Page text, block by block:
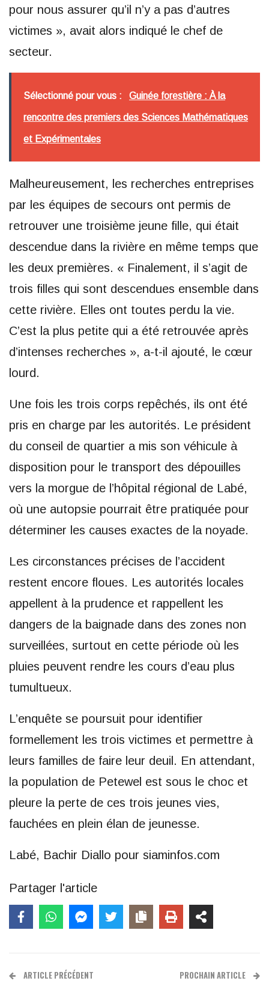
pour nous assurer qu’il n’y a pas d’autres
victimes », avait alors indiqué le chef de
secteur.
Sélectionné pour vous : Guinée forestière : À la
rencontre des premiers des Sciences Mathématiques
et Expérimentales
Malheureusement, les recherches entreprises
par les équipes de secours ont permis de
retrouver une troisième jeune fille, qui était
descendue dans la rivière en même temps que
les deux premières. « Finalement, il s’agit de
trois filles qui sont descendues ensemble dans
cette rivière. Elles ont toutes perdu la vie.
C’est la plus petite qui a été retrouvée après
d’intenses recherches », a-t-il ajouté, le cœur
lourd.
Une fois les trois corps repêchés, ils ont été
pris en charge par les autorités. Le président
du conseil de quartier a mis son véhicule à
disposition pour le transport des dépouilles
vers la morgue de l’hôpital régional de Labé,
où une autopsie pourrait être pratiquée pour
déterminer les causes exactes de la noyade.
Les circonstances précises de l’accident
restent encore floues. Les autorités locales
appellent à la prudence et rappellent les
dangers de la baignade dans des zones non
surveillées, surtout en cette période où les
pluies peuvent rendre les cours d’eau plus
tumultueux.
L’enquête se poursuit pour identifier
formellement les trois victimes et permettre à
leurs familles de faire leur deuil. En attendant,
la population de Petewel est sous le choc et
pleure la perte de ces trois jeunes vies,
fauchées en plein élan de jeunesse.
Labé, Bachir Diallo pour siaminfos.com
Partager l'article
ARTICLE PRÉCÉDENT PROCHAIN ARTICLE